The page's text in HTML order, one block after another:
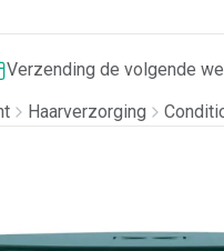
Verzending de volgende
Haarverzorging